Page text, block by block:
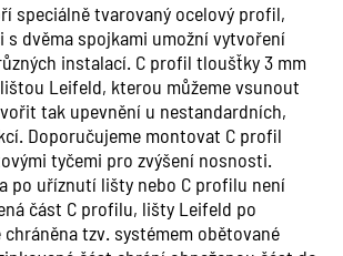
speciálně tvarovaný ocelový profil,
s dvěma spojkami umožní vytvoření
instalací. C profil tloušťky 3 mm
Leifeld, kterou můžeme vsunout
tak upevnění u nestandardních,
Doporučujeme montovat C profil
tyčemi pro zvýšení nosnosti.
po uříznutí lišty nebo C profilu není
část C profilu, lišty Leifeld po
tzv. systémem obětované